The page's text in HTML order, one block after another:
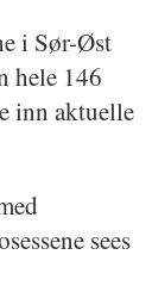
i Sør-Øst
hele 146
inn aktuelle
sees